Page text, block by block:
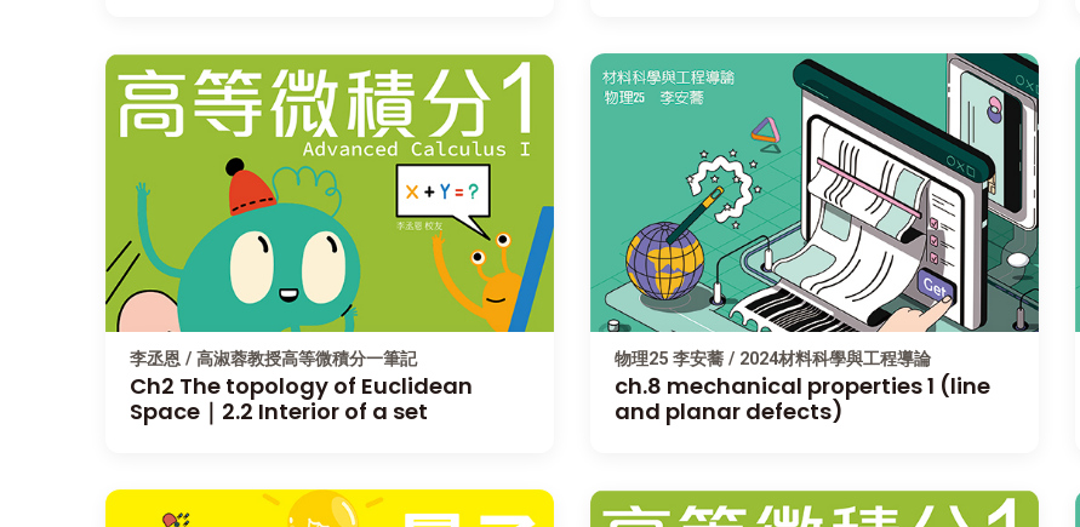
李丞恩 / 高淑蓉教授高等微積分一筆記
Ch2 The topology of Euclidean
Space｜2.2 Interior of a set
物理25 李安蕎 / 2024材料科學與工程導論
ch.8 mechanical properties 1 (line
and planar defects)